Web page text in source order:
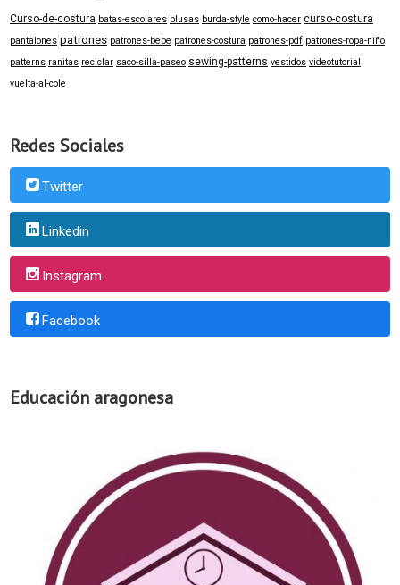
Curso-de-costura batas-escolares blusas burda-style como-hacer curso-costura
pantalones patrones patrones-bebe patrones-costura patrones-pdf patrones-ropa-niño
patterns ranitas reciclar saco-silla-paseo sewing-patterns vestidos videotutorial
vuelta-al-cole
Redes Sociales
Twitter
Linkedin
Instagram
Facebook
Educación aragonesa